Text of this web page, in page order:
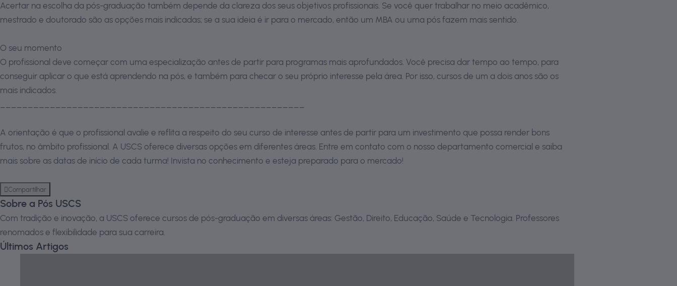
Acertar na escolha da pós-graduação também depende da clareza dos seus objetivos profissionais. Se você quer trabalhar no meio acadêmico,
mestrado e doutorado são as opções mais indicadas; se a sua ideia é ir para o mercado, então um MBA ou uma pós fazem mais sentido.
O seu momento
O profissional deve começar com uma especialização antes de partir para programas mais aprofundados. Você precisa dar tempo ao tempo, para
conseguir aplicar o que está aprendendo na pós, e também para checar o seu próprio interesse pela área. Por isso, cursos de um a dois anos são os
mais indicados.
A orientação é que o profissional avalie e reflita a respeito do seu curso de interesse antes de partir para um investimento que possa render bons
frutos, no âmbito profissional. A USCS oferece diversas opções em diferentes áreas. Entre em contato com o nosso departamento comercial e saiba
mais sobre as datas de início de cada turma! Invista no conhecimento e esteja preparado para o mercado!
Compartilhar
Sobre a Pós USCS
Com tradição e inovação, a USCS oferece cursos de pós-graduação em diversas áreas: Gestão, Direito, Educação, Saúde e Tecnologia. Professores
renomados e flexibilidade para sua carreira.
Últimos Artigos